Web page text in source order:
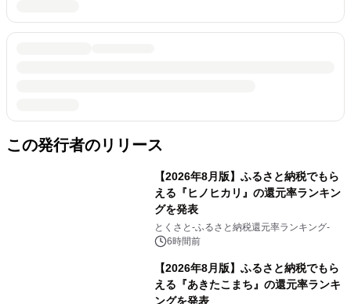
この発行者のリリース
【2026年8月版】ふるさと納税でもら
える『ヒノヒカリ』の還元率ランキン
グを発表
とくさと-ふるさと納税還元率ランキング-
6時間前
【2026年8月版】ふるさと納税でもら
える『あきたこまち』の還元率ランキ
ングを発表